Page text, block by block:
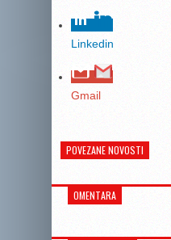
Linkedin
Gmail
POVEZANE NOVOSTI
OMENTARA